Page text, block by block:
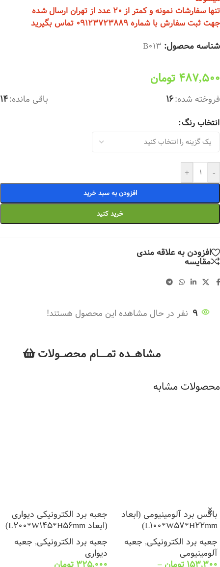
تنها سفارشات نمونه و کمتر از 20 عدد از تهران ارسال شده
جهت ثبت سفارش با شماره 09123723889 تماس بگیرید
شناسه محصول: B013
487,500 تومان
فروخته شده:16 باقی مانده:14
انتخاب رنگ
-
+
افزودن به سبد خرید
خرید کنید
افزودن به علاقه مندی
مقایسه
9 نفر در حال مشاهده این محصول هستند!
مشاهــــده تمــــــام محصـــولات
محصولات مشابه
باکس برد آلومینیومی (ابعاد
L100*W57*H22mm)
جعبه برد الکترونیکی, جعبه
آلومینیومی
جعبه برد الکترونیکی دیواری
(ابعاد L200*W145*H56mm)
جعبه برد الکترونیکی, جعبه
دیواری